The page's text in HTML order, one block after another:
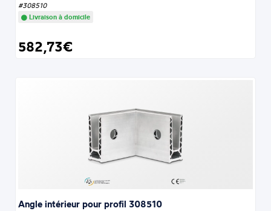
#308510
Livraison à domicile
582,73€
Angle intérieur pour profil 308510